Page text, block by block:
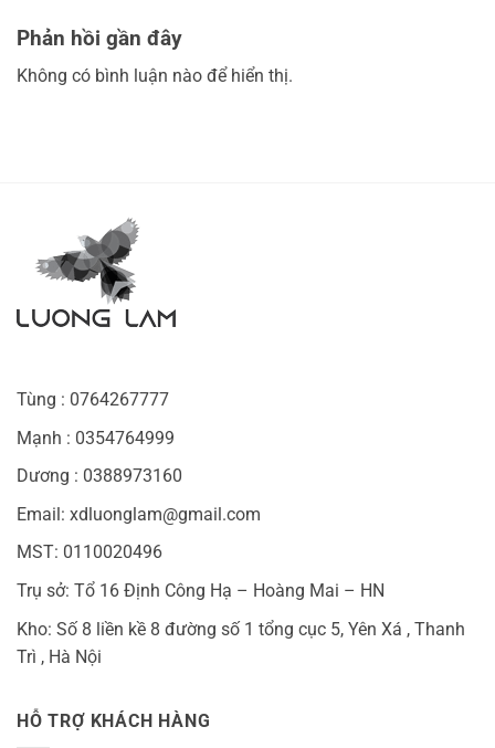
Phản hồi gần đây
Không có bình luận nào để hiển thị.
Tùng : 0764267777
Mạnh : 0354764999
Dương : 0388973160
Email: xdluonglam@gmail.com
MST: 0110020496
Trụ sở: Tổ 16 Định Công Hạ – Hoàng Mai – HN
Kho: Số 8 liền kề 8 đường số 1 tổng cục 5, Yên Xá , Thanh
Trì , Hà Nội
HỖ TRỢ KHÁCH HÀNG